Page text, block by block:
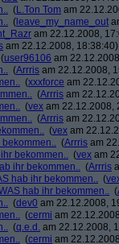
(L.Ton Tom am
( leave_my_name_out
am 22.12.2008,
am 22.12.2008, 18:38:40)
(user96106 am
(Arrris am 22.12.2008,
(xxxforce am
(Arrris am
(vex am 22.12.2008,
(Arrris am
(vex am
(Arrris am
bekommen.. (vex am
ihr bekommen.. (Arrris
hab ihr bekommen.. (
hab ihr bekommen.. (
(dev0 am 22.12.2008,
(cermi am
(q.e.d. am 22.12.2008,
(cermi am